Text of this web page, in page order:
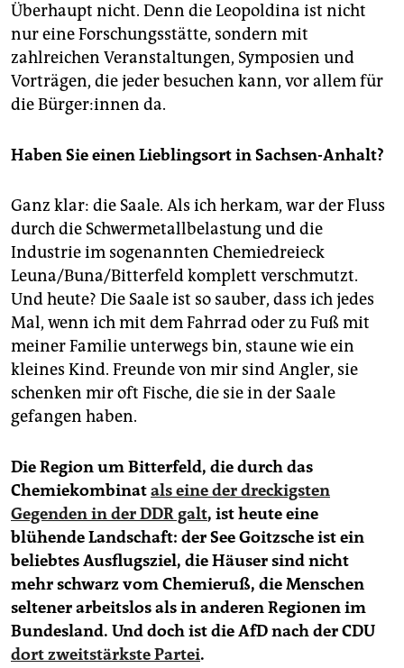
Überhaupt nicht. Denn die Leopoldina ist nicht
nur eine Forschungsstätte, sondern mit
zahlreichen Veranstaltungen, Symposien und
Vorträgen, die jeder besuchen kann, vor allem für
die Bür­ge­r:in­nen da.
Haben Sie einen Lieblingsort in Sachsen-Anhalt?
Ganz klar: die Saale. Als ich herkam, war der Fluss
durch die Schwermetallbelastung und die
Industrie im sogenannten Chemiedreieck
Leuna/Buna/Bitterfeld komplett verschmutzt.
Und heute? Die Saale ist so sauber, dass ich jedes
Mal, wenn ich mit dem Fahrrad oder zu Fuß mit
meiner Familie unterwegs bin, staune wie ein
kleines Kind. Freunde von mir sind Angler, sie
schenken mir oft Fische, die sie in der Saale
gefangen haben.
Die Region um Bitterfeld, die durch das
Chemiekombinatals eine der dreckigsten
Gegenden in der DDR galt, ist heute eine
blühende Landschaft: der See Goitzsche ist ein
beliebtes Ausflugsziel, die Häuser sind nicht
mehr schwarz vom Chemieruß, die Menschen
seltener arbeitslos als in anderen Regionen im
Bundesland. Und doch ist die AfD nach der CDU
dort zweitstärkste Partei.